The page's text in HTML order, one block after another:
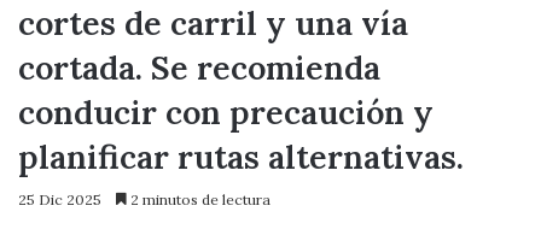
cortes de carril y una vía
cortada. Se recomienda
conducir con precaución y
planificar rutas alternativas.
25 Dic 2025 2 minutos de lectura